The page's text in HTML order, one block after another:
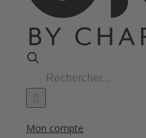
Search
for:
Mon compte